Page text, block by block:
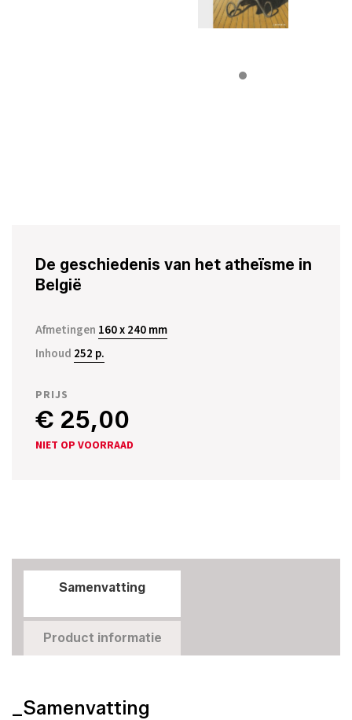
De geschiedenis van het atheïsme in
België
Afmetingen 160 x 240 mm
Inhoud 252 p.
PRIJS
€ 25,00
NIET OP VOORRAAD
Samenvatting
Product informatie
_Samenvatting